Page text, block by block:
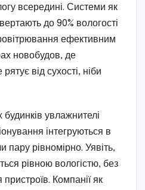
всередині. Системи як
до 90% вологості
ефективним
новобудов, де
від сухості, ніби
увлажнителі
інтегруються в
пару рівномірно. Уявіть,
рівною вологістю, без
Компанії як